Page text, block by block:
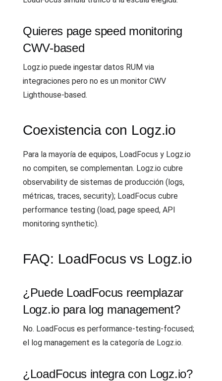
Quieres page speed monitoring
CWV-based
Logz.io puede ingestar datos RUM via
integraciones pero no es un monitor CWV
Lighthouse-based.
Coexistencia con Logz.io
Para la mayoría de equipos, LoadFocus y Logz.io
no compiten, se complementan. Logz.io cubre
observability de sistemas de producción (logs,
métricas, traces, security); LoadFocus cubre
performance testing (load, page speed, API
monitoring synthetic).
FAQ: LoadFocus vs Logz.io
¿Puede LoadFocus reemplazar
Logz.io para log management?
No. LoadFocus es performance-testing-focused;
el log management es la categoría de Logz.io.
¿LoadFocus integra con Logz.io?